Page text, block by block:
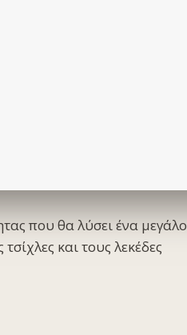
που θα λύσει ένα μεγάλο
και τους λεκέδες